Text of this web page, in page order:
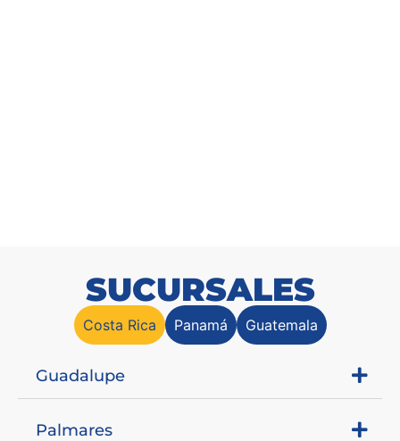
SUCURSALES
Costa Rica Panamá Guatemala
Guadalupe
Palmares